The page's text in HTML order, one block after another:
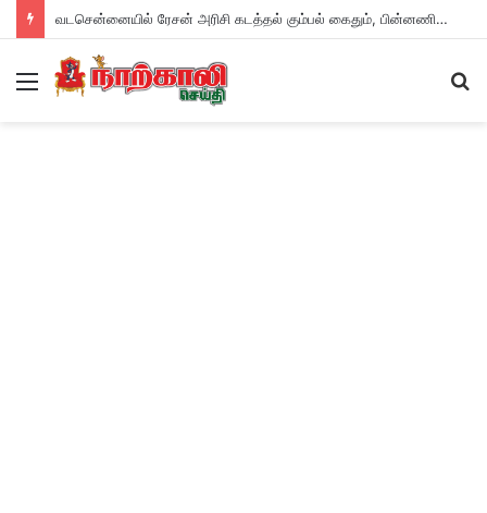
வடசென்னையில் ரேசன் அரிசி கடத்தல் கும்பல் கைதும், பின்னணியும் !
Menu